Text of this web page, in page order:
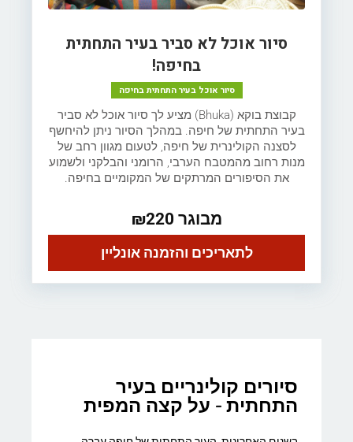
סיור אוכל לא סביר בעיר התחתית
בחיפה!
סיור אוכל בעיר התחתית בחיפה
קבוצת בוקא (Bhuka) מציע לך סיור אוכל לא סביר
בעיר התחתית של חיפה. במהלך הסיור ניתן להיחשף
לסצנה הקולינרית של חיפה, לטעום מגוון רחב של
מנות רחוב מהמטבח הערבי, הרומני והבלקני ולשמוע
את הסיפורים המרתקים של המקומיים בחיפה.
מבוגר ₪220
לתאריכים והזמנה אונליין
סיורים קולינריים בעיר
התחתית - על קצה המפית